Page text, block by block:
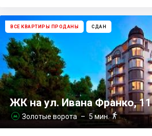
ВСЕ КВАРТИРЫ ПРОДАНЫ СДАН
ЖК на ул. Ивана Франко, 11
 Золотые ворота– 5 мин.